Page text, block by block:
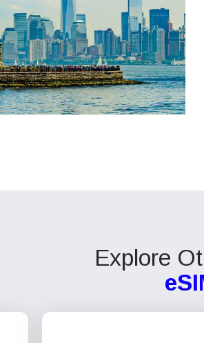
Explore